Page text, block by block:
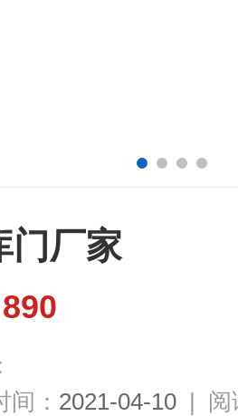
门厂家
间： 2021-04-10 | 阅